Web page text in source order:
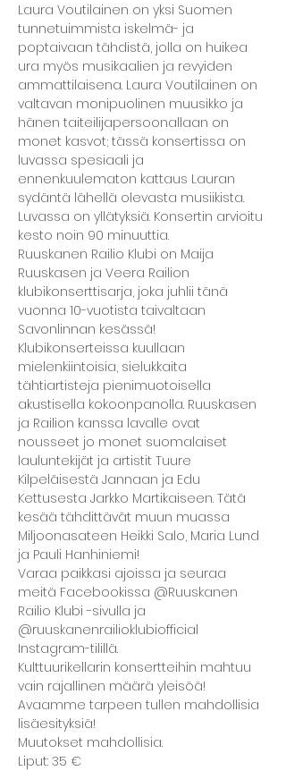
Laura Voutilainen on yksi Suomen
tunnetuimmista iskelmä- ja
poptaivaan tähdistä, jolla on huikea
ura myös musikaalien ja revyiden
ammattilaisena. Laura Voutilainen on
valtavan monipuolinen muusikko ja
hänen taiteilijapersoonallaan on
monet kasvot; tässä konsertissa on
luvassa spesiaali ja
ennenkuulematon kattaus Lauran
sydäntä lähellä olevasta musiikista.
Luvassa on yllätyksiä. Konsertin arvioitu
kesto noin 90 minuuttia.
Ruuskanen Railio Klubi on Maija
Ruuskasen ja Veera Railion
klubikonserttisarja, joka juhlii tänä
vuonna 10-vuotista taivaltaan
Savonlinnan kesässä!
Klubikonserteissa kuullaan
mielenkiintoisia, sielukkaita
tähtiartisteja pienimuotoisella
akustisella kokoonpanolla. Ruuskasen
ja Railion kanssa lavalle ovat
nousseet jo monet suomalaiset
lauluntekijät ja artistit Tuure
Kilpeläisestä Jannaan ja Edu
Kettusesta Jarkko Martikaiseen. Tätä
kesää tähdittävät muun muassa
Miljoonasateen Heikki Salo, Maria Lund
ja Pauli Hanhiniemi!
Varaa paikkasi ajoissa ja seuraa
meitä Facebookissa @Ruuskanen
Railio Klubi -sivulla ja
@ruuskanenrailioklubiofficial
Instagram-tilillä.
Kulttuurikellarin konsertteihin mahtuu
vain rajallinen määrä yleisöä!
Avaamme tarpeen tullen mahdollisia
lisäesityksiä!
Muutokset mahdollisia.
Liput: 35 €